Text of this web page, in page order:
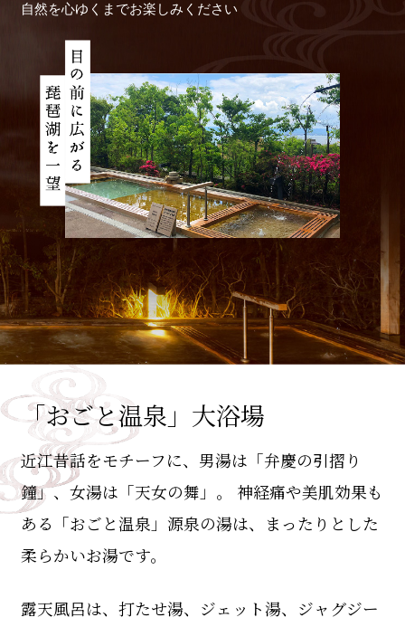
自然を心ゆくまでお楽しみください
「おごと温泉」大浴場
近江昔話をモチーフに、男湯は「弁慶の引摺り
鐘」、女湯は「天女の舞」。 神経痛や美肌効果も
ある「おごと温泉」源泉の湯は、まったりとした
柔らかいお湯です。
露天風呂は、打たせ湯、ジェット湯、ジャグジー